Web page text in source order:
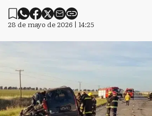
28 de mayo de 2026 | 14:25